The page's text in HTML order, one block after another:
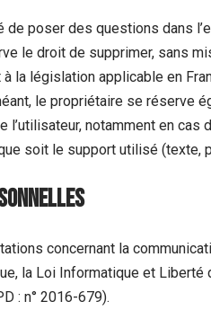
poser des questions dans
le droit de supprimer, sans
la législation applicable en
le propriétaire se réserve
notamment en cas
soit le support utilisé (texte,
concernant la
la Loi Informatique et
: n° 2016-679).